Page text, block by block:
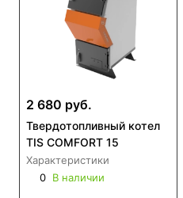
2 680 руб.
Твердотопливный котел
TIS COMFORT 15
Характеристики
0 В наличии